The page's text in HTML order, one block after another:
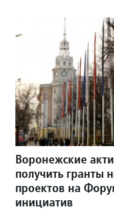
Воронежские
получить гранты
проектов на
инициатив